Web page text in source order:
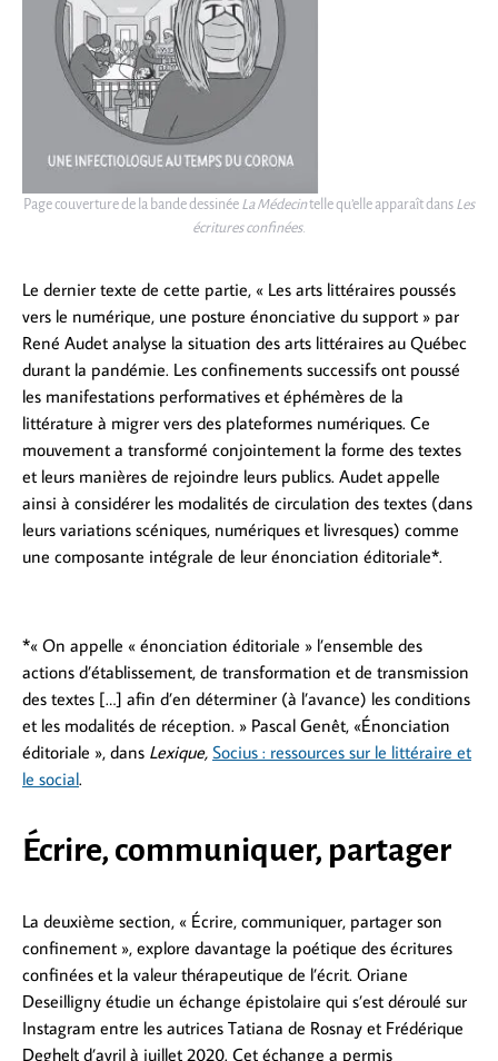
Page couverture de la bande dessinée La Médecintelle qu’elle apparaît dans Les
écritures confinées.
Le dernier texte de cette partie, « Les arts littéraires poussés
vers le numérique, une posture énonciative du support » par
René Audet analyse la situation des arts littéraires au Québec
durant la pandémie. Les confinements successifs ont poussé
les manifestations performatives et éphémères de la
littérature à migrer vers des plateformes numériques. Ce
mouvement a transformé conjointement la forme des textes
et leurs manières de rejoindre leurs publics. Audet appelle
ainsi à considérer les modalités de circulation des textes (dans
leurs variations scéniques, numériques et livresques) comme
une composante intégrale de leur énonciation éditoriale*.
*« On appelle « énonciation éditoriale » l’ensemble des
actions d’établissement, de transformation et de transmission
des textes […] afin d’en déterminer (à l’avance) les conditions
et les modalités de réception. » Pascal Genêt, «Énonciation
éditoriale », dans Lexique, Socius : ressources sur le littéraire et
le social.
Écrire, communiquer, partager
La deuxième section, « Écrire, communiquer, partager son
confinement », explore davantage la poétique des écritures
confinées et la valeur thérapeutique de l’écrit. Oriane
Deseilligny étudie un échange épistolaire qui s’est déroulé sur
Instagram entre les autrices Tatiana de Rosnay et Frédérique
Deghelt d’avril à juillet 2020. Cet échange a permis